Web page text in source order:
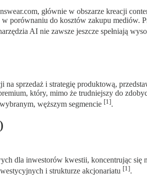
głównie w obszarze kreacji
porównaniu do kosztów zakupu mediów.
AI nie zawsze jeszcze spełniają
sprzedaż i strategię produktową,
który, mimo że trudniejszy do
węższym segmencie [1].
dla inwestorów kwestii, koncentrując
i strukturze akcjonariatu [1].